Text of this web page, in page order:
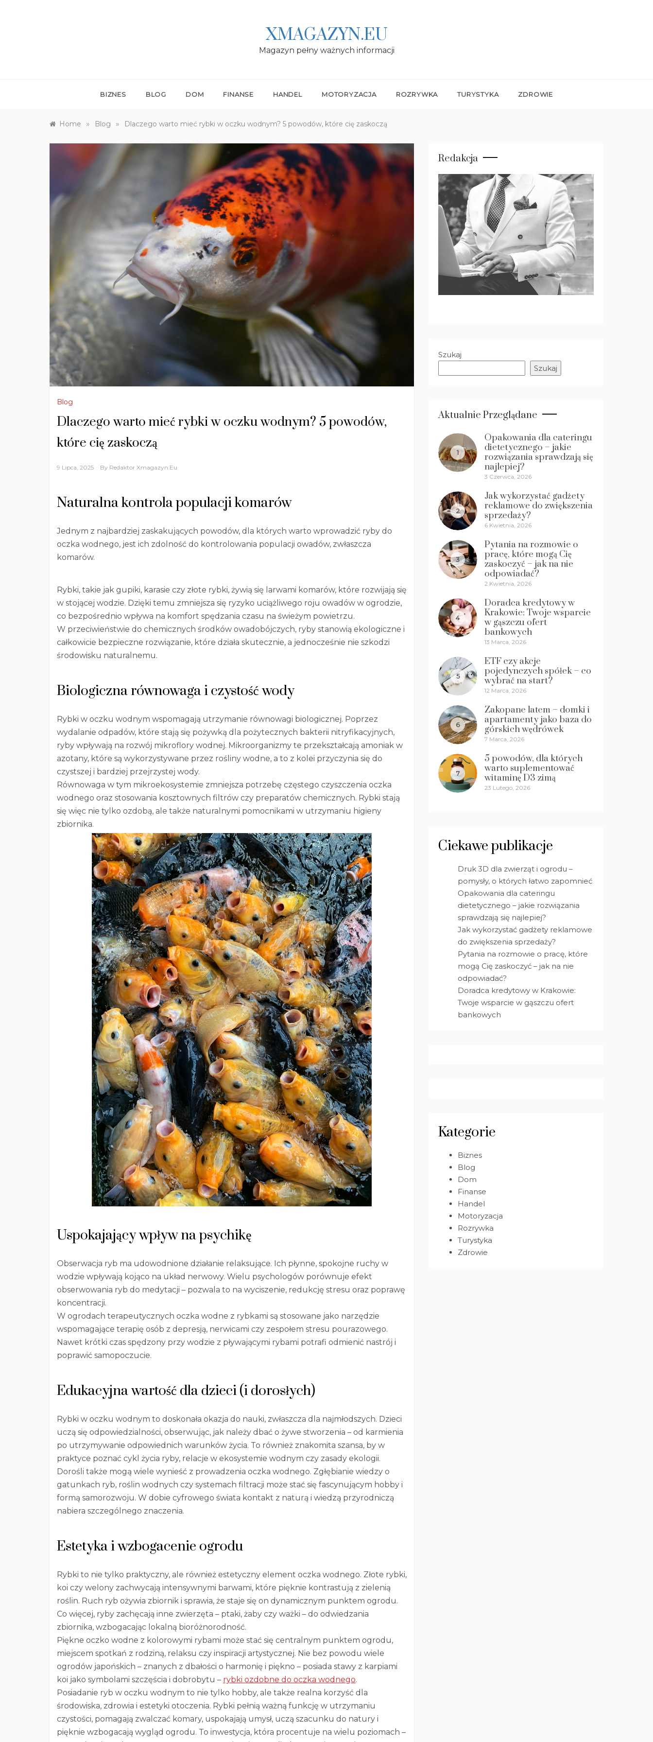
XMAGAZYN.EU
Magazyn pełny ważnych informacji
BIZNES BLOG DOM FINANSE HANDEL MOTORYZACJA ROZRYWKA TURYSTYKA ZDROWIE
Home » Blog » Dlaczego warto mieć rybki w oczku wodnym? 5 powodów, które cię zaskoczą
Blog
Dlaczego warto mieć rybki w oczku wodnym? 5 powodów,
które cię zaskoczą
9 Lipca, 2025 By Redaktor Xmagazyn.eu
Naturalna kontrola populacji komarów
Jednym z najbardziej zaskakujących powodów, dla których warto wprowadzić ryby do
oczka wodnego, jest ich zdolność do kontrolowania populacji owadów, zwłaszcza
komarów.
Rybki, takie jak gupiki, karasie czy złote rybki, żywią się larwami komarów, które rozwijają się
w stojącej wodzie. Dzięki temu zmniejsza się ryzyko uciążliwego roju owadów w ogrodzie,
co bezpośrednio wpływa na komfort spędzania czasu na świeżym powietrzu.
W przeciwieństwie do chemicznych środków owadobójczych, ryby stanowią ekologiczne i
całkowicie bezpieczne rozwiązanie, które działa skutecznie, a jednocześnie nie szkodzi
środowisku naturalnemu.
Biologiczna równowaga i czystość wody
Rybki w oczku wodnym wspomagają utrzymanie równowagi biologicznej. Poprzez
wydalanie odpadów, które stają się pożywką dla pożytecznych bakterii nitryfikacyjnych,
ryby wpływają na rozwój mikroflory wodnej. Mikroorganizmy te przekształcają amoniak w
azotany, które są wykorzystywane przez rośliny wodne, a to z kolei przyczynia się do
czystszej i bardziej przejrzystej wody.
Równowaga w tym mikroekosystemie zmniejsza potrzebę częstego czyszczenia oczka
wodnego oraz stosowania kosztownych filtrów czy preparatów chemicznych. Rybki stają
się więc nie tylko ozdobą, ale także naturalnymi pomocnikami w utrzymaniu higieny
zbiornika.
Uspokajający wpływ na psychikę
Obserwacja ryb ma udowodnione działanie relaksujące. Ich płynne, spokojne ruchy w
wodzie wpływają kojąco na układ nerwowy. Wielu psychologów porównuje efekt
obserwowania ryb do medytacji – pozwala to na wyciszenie, redukcję stresu oraz poprawę
koncentracji.
W ogrodach terapeutycznych oczka wodne z rybkami są stosowane jako narzędzie
wspomagające terapię osób z depresją, nerwicami czy zespołem stresu pourazowego.
Nawet krótki czas spędzony przy wodzie z pływającymi rybami potrafi odmienić nastrój i
poprawić samopoczucie.
Edukacyjna wartość dla dzieci (i dorosłych)
Rybki w oczku wodnym to doskonała okazja do nauki, zwłaszcza dla najmłodszych. Dzieci
uczą się odpowiedzialności, obserwując, jak należy dbać o żywe stworzenia – od karmienia
po utrzymywanie odpowiednich warunków życia. To również znakomita szansa, by w
praktyce poznać cykl życia ryby, relacje w ekosystemie wodnym czy zasady ekologii.
Dorośli także mogą wiele wynieść z prowadzenia oczka wodnego. Zgłębianie wiedzy o
gatunkach ryb, roślin wodnych czy systemach filtracji może stać się fascynującym hobby i
formą samorozwoju. W dobie cyfrowego świata kontakt z naturą i wiedzą przyrodniczą
nabiera szczególnego znaczenia.
Estetyka i wzbogacenie ogrodu
Rybki to nie tylko praktyczny, ale również estetyczny element oczka wodnego. Złote rybki,
koi czy welony zachwycają intensywnymi barwami, które pięknie kontrastują z zielenią
roślin. Ruch ryb ożywia zbiornik i sprawia, że staje się on dynamicznym punktem ogrodu.
Co więcej, ryby zachęcają inne zwierzęta – ptaki, żaby czy ważki – do odwiedzania
zbiornika, wzbogacając lokalną bioróżnorodność.
Piękne oczko wodne z kolorowymi rybami może stać się centralnym punktem ogrodu,
miejscem spotkań z rodziną, relaksu czy inspiracji artystycznej. Nie bez powodu wiele
ogrodów japońskich – znanych z dbałości o harmonię i piękno – posiada stawy z karpiami
koi jako symbolami szczęścia i dobrobytu – rybki ozdobne do oczka wodnego.
Posiadanie ryb w oczku wodnym to nie tylko hobby, ale także realna korzyść dla
środowiska, zdrowia i estetyki otoczenia. Rybki pełnią ważną funkcję w utrzymaniu
czystości, pomagają zwalczać komary, uspokajają umysł, uczą szacunku do natury i
pięknie wzbogacają wygląd ogrodu. To inwestycja, która procentuje na wielu poziomach –
Redakcja
Szukaj
Szukaj
Aktualnie Przeglądane
1
Opakowania dla cateringu
dietetycznego – jakie
rozwiązania sprawdzają się
najlepiej?
3 Czerwca, 2026
2
Jak wykorzystać gadżety
reklamowe do zwiększenia
sprzedaży?
6 Kwietnia, 2026
3
Pytania na rozmowie o
pracę, które mogą Cię
zaskoczyć – jak na nie
odpowiadać?
2 Kwietnia, 2026
4
Doradca kredytowy w
Krakowie: Twoje wsparcie
w gąszczu ofert
bankowych
13 Marca, 2026
5
ETF czy akcje
pojedynczych spółek – co
wybrać na start?
12 Marca, 2026
6
Zakopane latem – domki i
apartamenty jako baza do
górskich wędrówek
7 Marca, 2026
7
5 powodów, dla których
warto suplementować
witaminę D3 zimą
23 Lutego, 2026
Ciekawe publikacje
Druk 3D dla zwierząt i ogrodu –
pomysły, o których łatwo zapomnieć
Opakowania dla cateringu
dietetycznego – jakie rozwiązania
sprawdzają się najlepiej?
Jak wykorzystać gadżety reklamowe
do zwiększenia sprzedaży?
Pytania na rozmowie o pracę, które
mogą Cię zaskoczyć – jak na nie
odpowiadać?
Doradca kredytowy w Krakowie:
Twoje wsparcie w gąszczu ofert
bankowych
Kategorie
Biznes
Blog
Dom
Finanse
Handel
Motoryzacja
Rozrywka
Turystyka
Zdrowie